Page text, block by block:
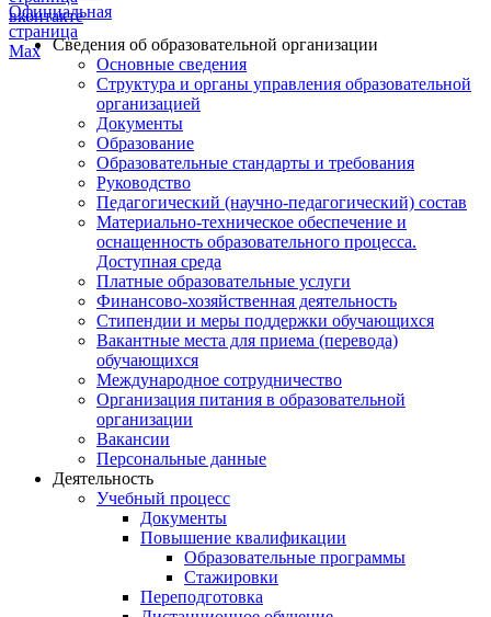
Сведения об образовательной организации
Основные сведения
Структура и органы управления образовательной
организацией
Документы
Образование
Образовательные стандарты и требования
Руководство
Педагогический (научно-педагогический) состав
Материально-техническое обеспечение и
оснащенность образовательного процесса.
Доступная среда
Платные образовательные услуги
Финансово-хозяйственная деятельность
Стипендии и меры поддержки обучающихся
Вакантные места для приема (перевода)
обучающихся
Международное сотрудничество
Организация питания в образовательной
организации
Вакансии
Персональные данные
Деятельность
Учебный процесс
Документы
Повышение квалификации
Образовательные программы
Стажировки
Переподготовка